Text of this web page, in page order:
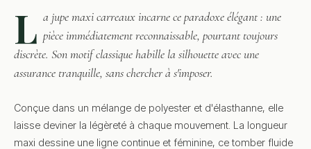
L a jupe maxi carreaux incarne ce paradoxe élégant : une
pièce immédiatement reconnaissable, pourtant toujours
discrète. Son motif classique habille la silhouette avec une
assurance tranquille, sans chercher à s'imposer.
Conçue dans un mélange de polyester et d'élasthanne, elle
laisse deviner la légèreté à chaque mouvement. La longueur
maxi dessine une ligne continue et féminine, ce tomber fluide